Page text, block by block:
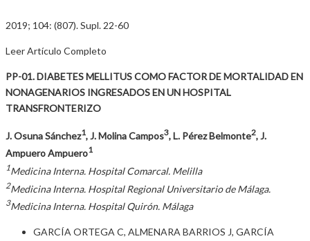
2019; 104: (807). Supl. 22-60
Leer Artículo Completo
PP-01. DIABETES MELLITUS COMO FACTOR DE MORTALIDAD EN
NONAGENARIOS INGRESADOS EN UN HOSPITAL
TRANSFRONTERIZO
J. Osuna Sánchez1, J. Molina Campos3, L. Pérez Belmonte2, J.
Ampuero Ampuero1
1Medicina Interna. Hospital Comarcal. Melilla
2Medicina Interna. Hospital Regional Universitario de Málaga.
3Medicina Interna. Hospital Quirón. Málaga
GARCÍA ORTEGA C, ALMENARA BARRIOS J, GARCÍA